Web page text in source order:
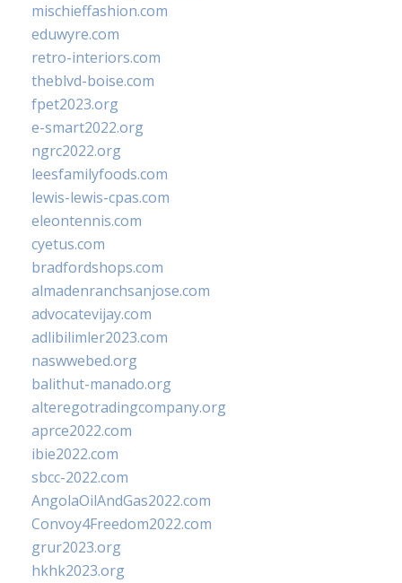
mischieffashion.com
eduwyre.com
retro-interiors.com
theblvd-boise.com
fpet2023.org
e-smart2022.org
ngrc2022.org
leesfamilyfoods.com
lewis-lewis-cpas.com
eleontennis.com
cyetus.com
bradfordshops.com
almadenranchsanjose.com
advocatevijay.com
adlibilimler2023.com
naswwebed.org
balithut-manado.org
alteregotradingcompany.org
aprce2022.com
ibie2022.com
sbcc-2022.com
AngolaOilAndGas2022.com
Convoy4Freedom2022.com
grur2023.org
hkhk2023.org